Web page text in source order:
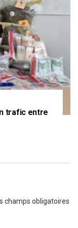
trafic entre
champs obligatoires